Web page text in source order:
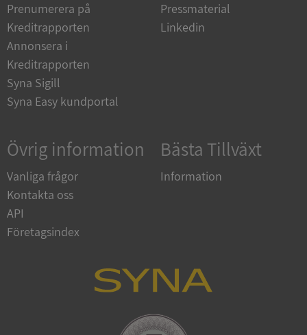
Prenumerera på
Kreditrapporten
Annonsera i
Kreditrapporten
Syna Sigill
Syna Easy kundportal
Pressmaterial
Linkedin
Övrig information
Vanliga frågor
Kontakta oss
API
Företagsindex
Bästa Tillväxt
Information
Funktioner Oklassificerade
kärnwebbplatsfunktioner som användarinloggning
och kontohantering. Webbplatsen kan inte
användas ordentligt utan strikt nödvändiga cookies.
Namn
Corporation
de.syna.se